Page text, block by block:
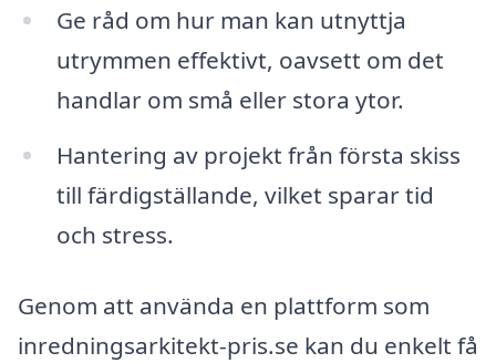
Ge råd om hur man kan utnyttja
utrymmen effektivt, oavsett om det
handlar om små eller stora ytor.
Hantering av projekt från första skiss
till färdigställande, vilket sparar tid
och stress.
Genom att använda en plattform som
inredningsarkitekt-pris.se kan du enkelt få